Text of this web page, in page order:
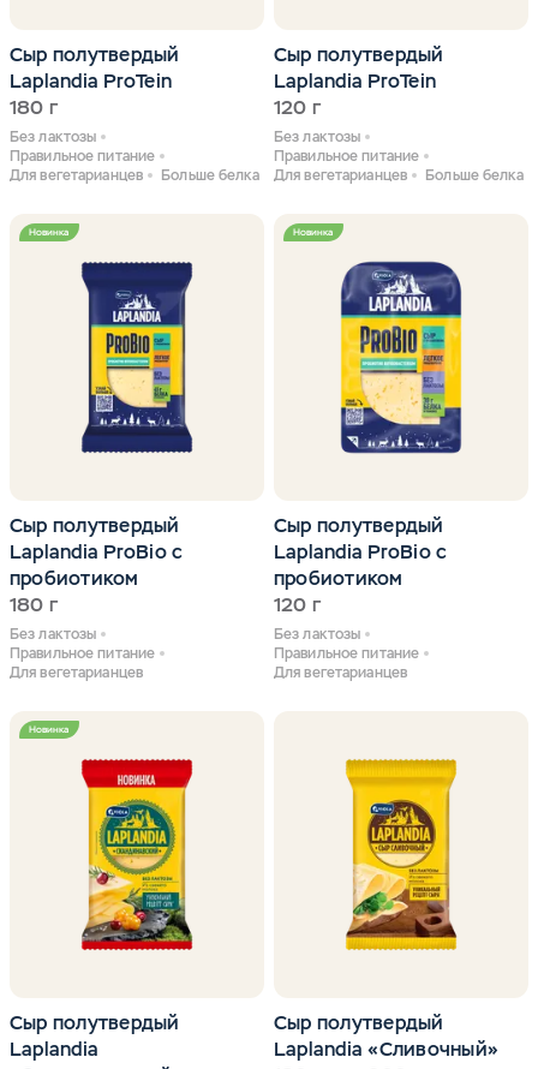
Сыр полутвердый
Laplandia ProTein
180 г
Без лактозы
Правильное питание
Для вегетарианцев
Больше белка
Сыр полутвердый
Laplandia ProTein
120 г
Без лактозы
Правильное питание
Для вегетарианцев
Больше белка
Новинка
Сыр полутвердый
Laplandia ProBio с
пробиотиком
180 г
Без лактозы
Правильное питание
Для вегетарианцев
Новинка
Сыр полутвердый
Laplandia ProBio с
пробиотиком
120 г
Без лактозы
Правильное питание
Для вегетарианцев
Новинка
Сыр полутвердый
Laplandia
Сыр полутвердый
Laplandia «Сливочный»